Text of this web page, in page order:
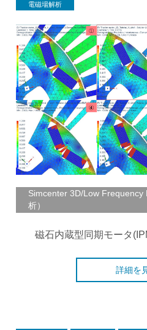
電磁場解析
Simcenter 3D/Low Frequency
析）
磁石内蔵型同期モータ
詳細を